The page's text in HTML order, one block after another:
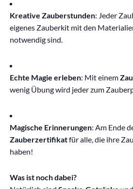
Kreative Zauberstunden: Jeder
eigenes Zauberkit mit den
notwendig sind.
Echte Magie erleben: Mit einem
wenig Übung wird jeder zum
Magische Erinnerungen: Am Ende
Zauberzertifikatfür alle, die ihre
haben!
Was ist noch dabei?